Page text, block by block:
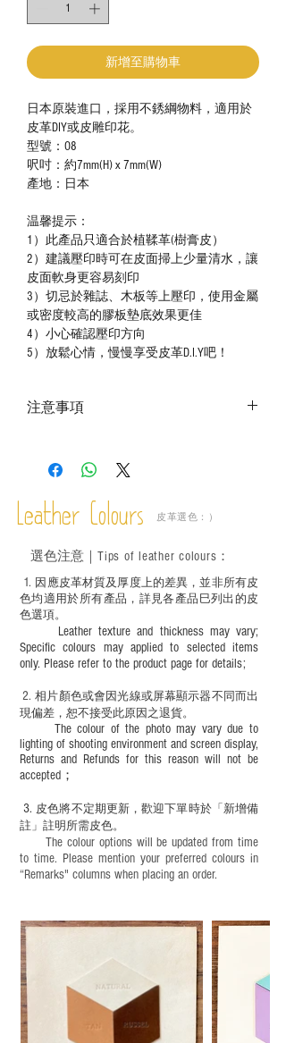
新增至購物車
日本原裝進口，採用不銹綱物料，適用於
皮革DIY或皮雕印花。
型號：O8
呎吋：約7mm(H) x 7mm(W)
產地：日本
温馨提示：
1）此產品只適合於植鞣革(樹膏皮）
2）建議壓印時可在皮面掃上少量清水，讓
皮面軟身更容易刻印
3）切忌於雜誌、木板等上壓印，使用金屬
或密度較高的膠板墊底效果更佳
4）小心確認壓印方向
5）放鬆心情，慢慢享受皮革D.I.Y吧！
注意事項
－ 此產品含有細小配件、尖銳物件，恕不
必須由成年人陪同下使用並應小心處理。
Leather Colours 皮革選色：）
1. ​ 因應皮革材質及厚度上的差異，並非所有皮
色均適用於所有產品，詳見各產品巳列出的皮
色選項。
Leather texture and thickness may vary;
Specific colours may applied to selected items
only. Please refer to the product page for details;
​2.相片顏色或會因光線或屏幕顯示器不同而出
現偏差，恕不接受此原因之退貨。
The colour of the photo may vary due to
lighting of shooting environment and screen display,
Returns and Refunds for this reason will not be
accepted；
3. 皮色將不定期更新，歡迎下單時於「新增備
註」註明 所需皮色。
The colour options will be updated from time
to time. Please mention your preferred colours in
“Remarks" columns when placing an order.
選色注意｜ Tips of leather colours ：